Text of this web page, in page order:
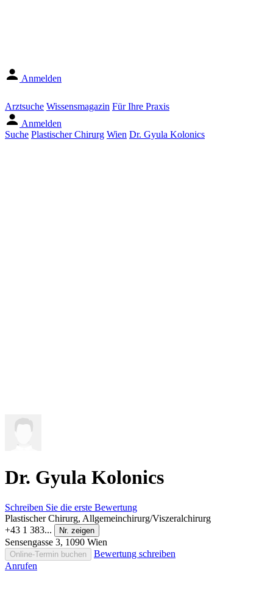
Anmelden
Arztsuche Wissensmagazin Für Ihre Praxis
Anmelden
Suche Plastischer Chirurg Wien Dr. Gyula Kolonics
Dr. Gyula Kolonics
Schreiben Sie die erste Bewertung
Plastischer Chirurg, Allgemeinchirurg/Viszeralchirurg
+43 1 383...
Nr. zeigen
Sensengasse 3, 1090 Wien
Online-Termin buchen
Bewertung schreiben
Anrufen